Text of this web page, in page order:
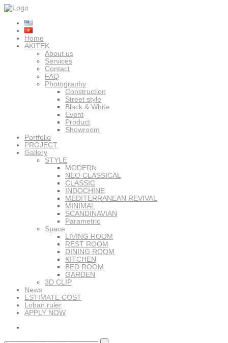
Home
AKITEK
About us
Services
Contact
FAQ
Photography
Construction
Street style
Black & White
Event
Product
Showroom
Portfolio
PROJECT
Gallery
STYLE
MODERN
NEO CLASSICAL
CLASSIC
INDOCHINE
MEDITERRANEAN REVIVAL
MINIMAL
SCANDINAVIAN
Parametric
Space
LIVING ROOM
REST ROOM
DINING ROOM
KITCHEN
BED ROOM
GARDEN
3D CLIP
News
ESTIMATE COST
Loban ruler
APPLY NOW